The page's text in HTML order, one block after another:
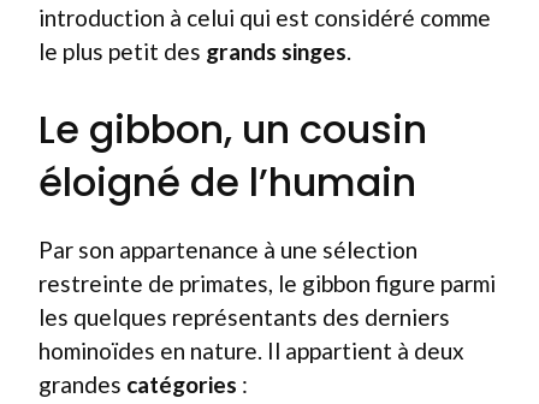
introduction à celui qui est considéré comme
le plus petit des grands singes.
Le gibbon, un cousin
éloigné de l’humain
Par son appartenance à une sélection
restreinte de primates, le gibbon figure parmi
les quelques représentants des derniers
hominoïdes en nature. Il appartient à deux
grandes catégories :